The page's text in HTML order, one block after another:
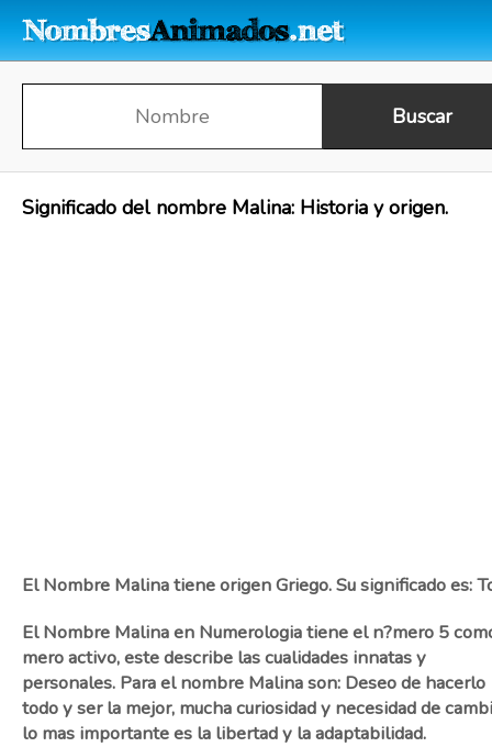
Significado del nombre Malina: Historia y origen.
El Nombre Malina tiene origen Griego. Su significado es:
El Nombre Malina en Numerologia tiene el n?mero 5
mero activo, este describe las cualidades innatas y
personales. Para el nombre Malina son: Deseo de hacerlo
todo y ser la mejor, mucha curiosidad y necesidad de
lo mas importante es la libertad y la adaptabilidad.